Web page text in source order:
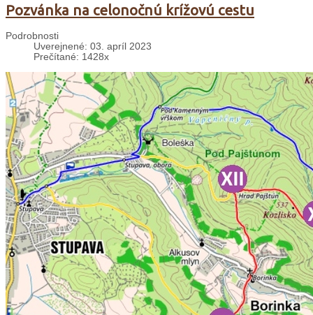
Pozvánka na celonočnú krížovú cestu
Podrobnosti
Uverejnené: 03. apríl 2023
Prečítané: 1428x